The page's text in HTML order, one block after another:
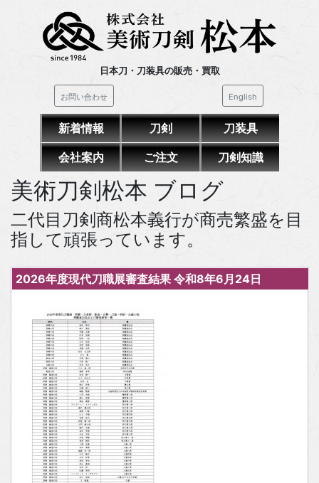
日本刀・刀装具の販売・買取
お問い合わせ English
新着情報 刀剣 刀装具
会社案内 ご注文 刀剣知識
美術刀剣松本 ブログ
二代目刀剣商松本義行が商売繁盛を目
指して頑張っています。
2026年度現代刀職展審査結果 令和8年6月24日